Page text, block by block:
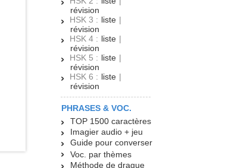
révision
HSK 3 : liste |
révision
HSK 4 : liste |
révision
HSK 5 : liste |
révision
HSK 6 : liste |
révision
PHRASES & VOC.
TOP 1500 caractères
Imagier audio + jeu
Guide pour converser
Voc. par thèmes
Méthode de drague